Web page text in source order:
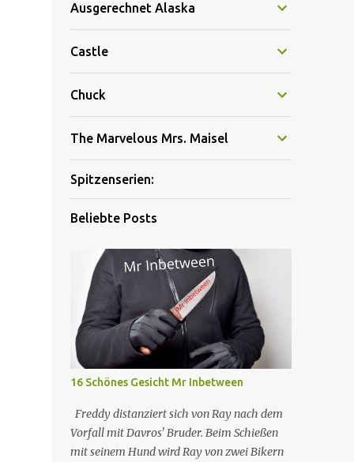
Ausgerechnet Alaska
Castle
Chuck
The Marvelous Mrs. Maisel
Spitzenserien:
Beliebte Posts
16 Schönes Gesicht Mr Inbetween
Freddy distanziert sich von Ray nach dem
Vorfall mit Davros' Bruder. Beim Schießen
mit seinem Hund wird Ray von zwei Bikern